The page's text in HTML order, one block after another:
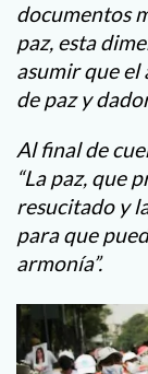
documentos
paz, esta
asumir que el
de paz y
Al final de
“La paz, que
resucitado y
para que
armonía”.